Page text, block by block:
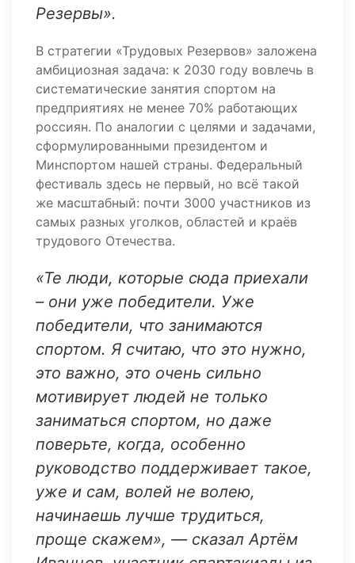
Резервы».
В стратегии «Трудовых Резервов» заложена
амбициозная задача: к 2030 году вовлечь в
систематические занятия спортом на
предприятиях не менее 70% работающих
россиян. По аналогии с целями и задачами,
сформулированными президентом и
Минспортом нашей страны. Федеральный
фестиваль здесь не первый, но всё такой
же масштабный: почти 3000 участников из
самых разных уголков, областей и краёв
трудового Отечества.
«Те люди, которые сюда приехали
– они уже победители. Уже
победители, что занимаются
спортом. Я считаю, что это нужно,
это важно, это очень сильно
мотивирует людей не только
заниматься спортом, но даже
поверьте, когда, особенно
руководство поддерживает такое,
уже и сам, волей не волею,
начинаешь лучше трудиться,
проще скажем», — сказал Артём